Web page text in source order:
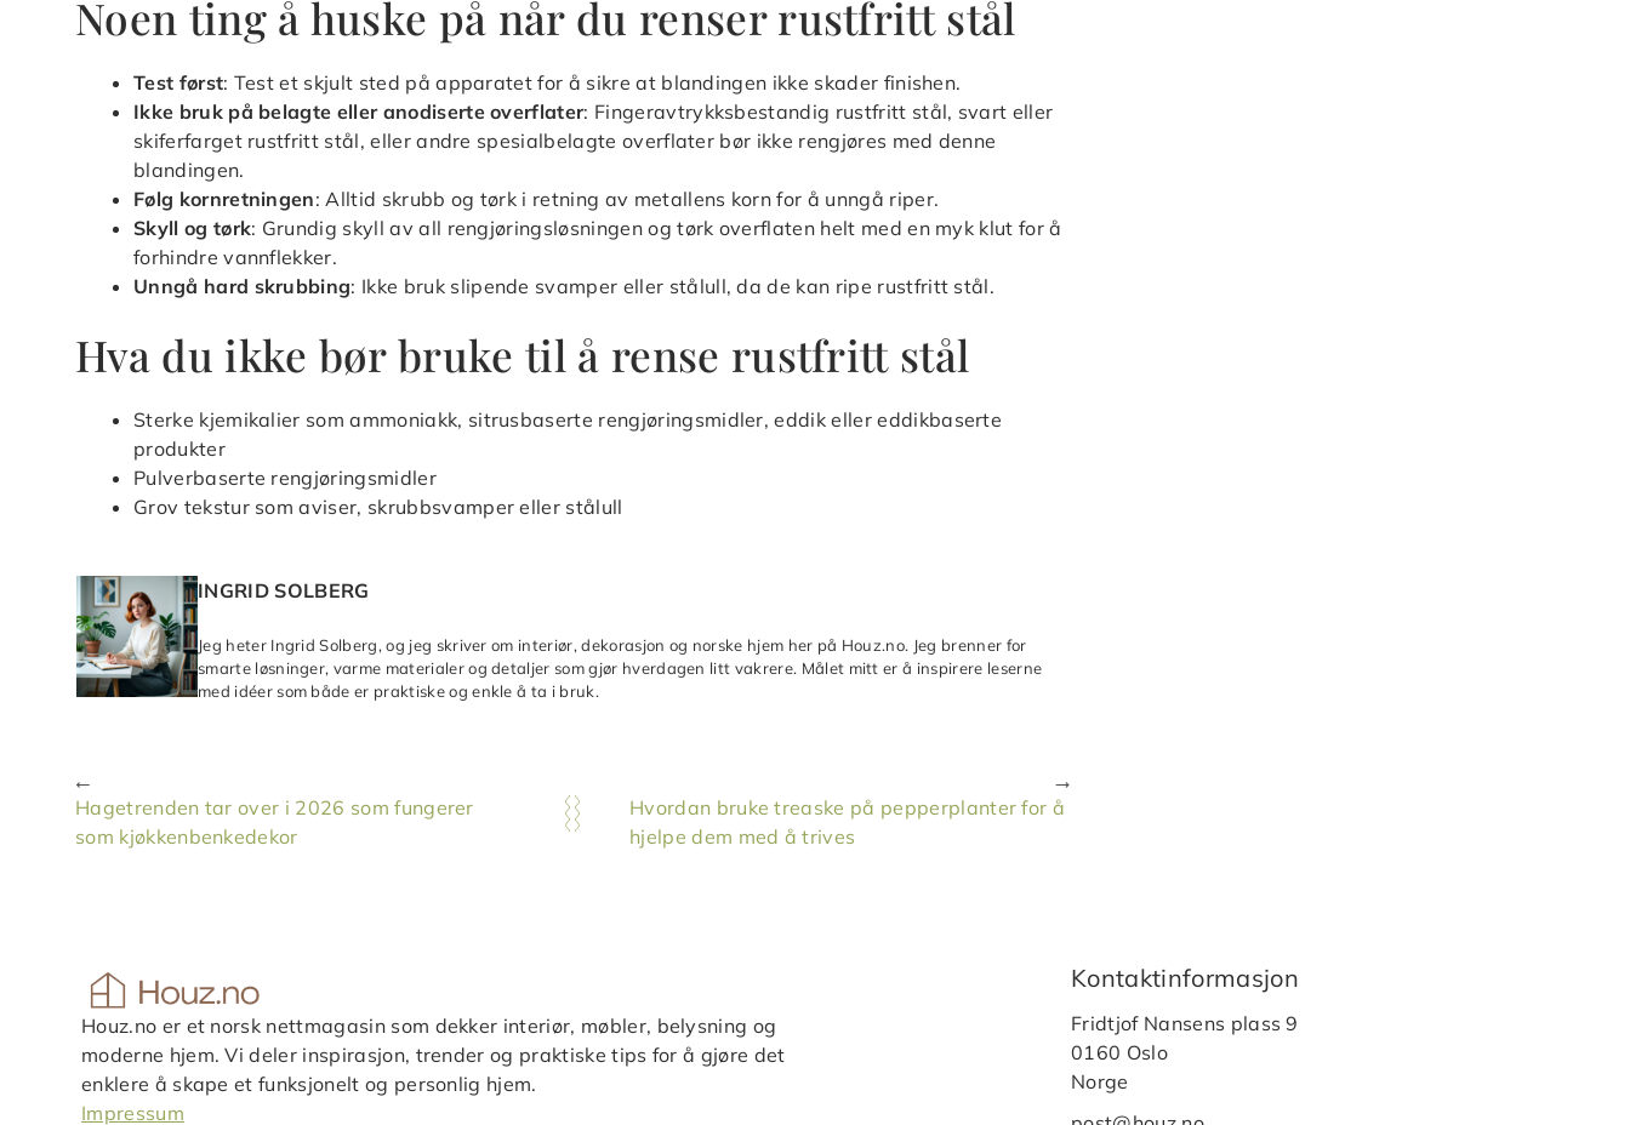
Noen ting å huske på når du renser rustfritt stål
Test først: Test et skjult sted på apparatet for å sikre at blandingen ikke skader finishen.
Ikke bruk på belagte eller anodiserte overflater: Fingeravtrykksbestandig rustfritt stål, svart eller
skiferfarget rustfritt stål, eller andre spesialbelagte overflater bør ikke rengjøres med denne
blandingen.
Følg kornretningen: Alltid skrubb og tørk i retning av metallens korn for å unngå riper.
Skyll og tørk: Grundig skyll av all rengjøringsløsningen og tørk overflaten helt med en myk klut for å
forhindre vannflekker.
Unngå hard skrubbing: Ikke bruk slipende svamper eller stålull, da de kan ripe rustfritt stål.
Hva du ikke bør bruke til å rense rustfritt stål
Sterke kjemikalier som ammoniakk, sitrusbaserte rengjøringsmidler, eddik eller eddikbaserte
produkter
Pulverbaserte rengjøringsmidler
Grov tekstur som aviser, skrubbsvamper eller stålull
INGRID SOLBERG
Jeg heter Ingrid Solberg, og jeg skriver om interiør, dekorasjon og norske hjem her på Houz.no. Jeg brenner for
smarte løsninger, varme materialer og detaljer som gjør hverdagen litt vakrere. Målet mitt er å inspirere leserne
med idéer som både er praktiske og enkle å ta i bruk.
Hagetrenden tar over i 2026 som fungerer
som kjøkkenbenkedekor
Hvordan bruke treaske på pepperplanter for å
hjelpe dem med å trives
Houz.no er et norsk nettmagasin som dekker interiør, møbler, belysning og
moderne hjem. Vi deler inspirasjon, trender og praktiske tips for å gjøre det
enklere å skape et funksjonelt og personlig hjem.
Impressum
Kontaktinformasjon
Fridtjof Nansens plass 9
0160 Oslo
Norge